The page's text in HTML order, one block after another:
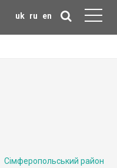
uk ru en
Сімферопольський район